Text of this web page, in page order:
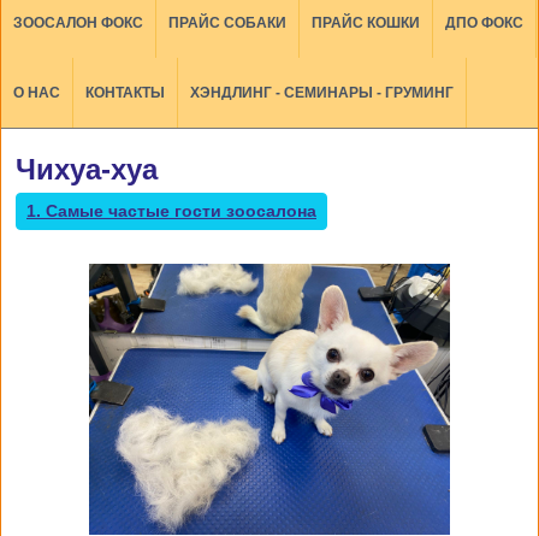
ЗООСАЛОН ФОКС ПРАЙС СОБАКИ ПРАЙС КОШКИ ДПО ФОКС
О НАС КОНТАКТЫ ХЭНДЛИНГ - СЕМИНАРЫ - ГРУМИНГ
Чихуа-хуа
1. Самые частые гости зоосалона